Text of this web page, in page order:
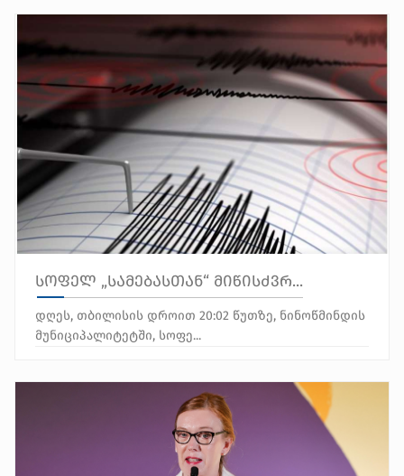
სოფელ „სამებასთან“ მიწისძვრ...
დღეს, თბილისის დროით 20:02 წუთზე, ნინოწმინდის
მუნიციპალიტეტში, სოფე...